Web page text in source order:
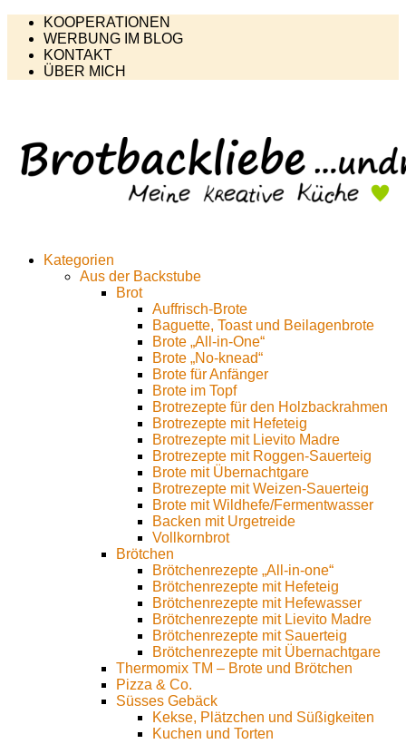
KOOPERATIONEN
WERBUNG IM BLOG
KONTAKT
ÜBER MICH
Kategorien
Aus der Backstube
Brot
Auffrisch-Brote
Baguette, Toast und Beilagenbrote
Brote „All-in-One“
Brote „No-knead“
Brote für Anfänger
Brote im Topf
Brotrezepte für den Holzbackrahmen
Brotrezepte mit Hefeteig
Brotrezepte mit Lievito Madre
Brotrezepte mit Roggen-Sauerteig
Brote mit Übernachtgare
Brotrezepte mit Weizen-Sauerteig
Brote mit Wildhefe/Fermentwasser
Backen mit Urgetreide
Vollkornbrot
Brötchen
Brötchenrezepte „All-in-one“
Brötchenrezepte mit Hefeteig
Brötchenrezepte mit Hefewasser
Brötchenrezepte mit Lievito Madre
Brötchenrezepte mit Sauerteig
Brötchenrezepte mit Übernachtgare
Thermomix TM – Brote und Brötchen
Pizza & Co.
Süsses Gebäck
Kekse, Plätzchen und Süßigkeiten
Kuchen und Torten